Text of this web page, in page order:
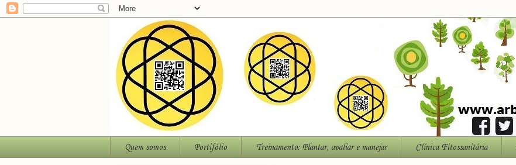
Quem somos Portifólio Treinamento: Plantar, avaliar e manejar Clínica Fitossanitária